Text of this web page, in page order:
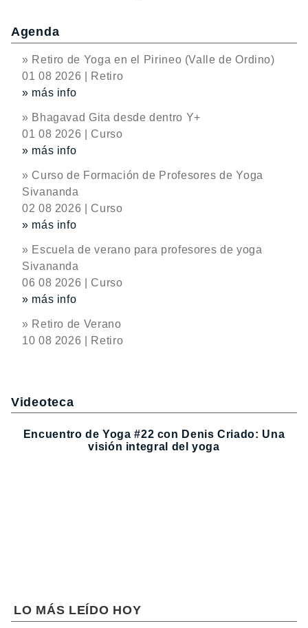
Agenda
» Retiro de Yoga en el Pirineo (Valle de Ordino)
01 08 2026 | Retiro
» más info
» Bhagavad Gita desde dentro Y+
01 08 2026 | Curso
» más info
» Curso de Formación de Profesores de Yoga
Sivananda
02 08 2026 | Curso
» más info
» Escuela de verano para profesores de yoga
Sivananda
06 08 2026 | Curso
» más info
» Retiro de Verano
10 08 2026 | Retiro
Videoteca
Encuentro de Yoga #22 con Denis Criado: Una
visión integral del yoga
LO MÁS LEÍDO HOY